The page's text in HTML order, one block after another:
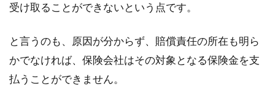
受け取ることができないという点です。
と言うのも、原因が分からず、賠償責任の所在も明ら
かでなければ、保険会社はその対象となる保険金を支
払うことができません。